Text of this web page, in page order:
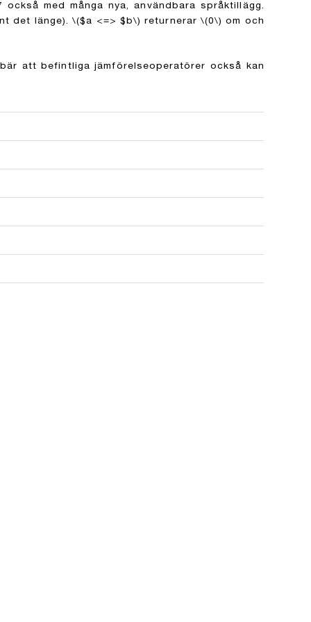
också med många nya, användbara språktillägg.
det länge).\($a <=> $b\) returnerar \(0\) om och
att befintliga jämförelseoperatörer också kan